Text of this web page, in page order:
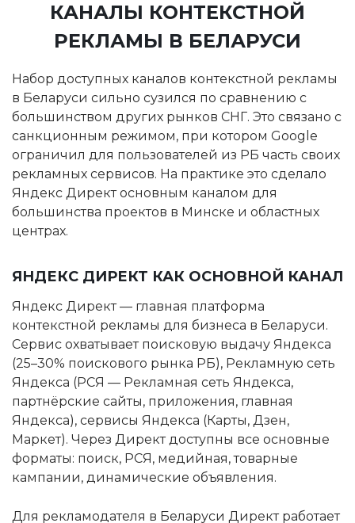
КАНАЛЫ КОНТЕКСТНОЙ
РЕКЛАМЫ В БЕЛАРУСИ
Набор доступных каналов контекстной рекламы
в Беларуси сильно сузился по сравнению с
большинством других рынков СНГ. Это связано с
санкционным режимом, при котором Google
ограничил для пользователей из РБ часть своих
рекламных сервисов. На практике это сделало
Яндекс Директ основным каналом для
большинства проектов в Минске и областных
центрах.
ЯНДЕКС ДИРЕКТ КАК ОСНОВНОЙ КАНАЛ
Яндекс Директ — главная платформа
контекстной рекламы для бизнеса в Беларуси.
Сервис охватывает поисковую выдачу Яндекса
(25–30% поискового рынка РБ), Рекламную сеть
Яндекса (РСЯ — Рекламная сеть Яндекса,
партнёрские сайты, приложения, главная
Яндекса), сервисы Яндекса (Карты, Дзен,
Маркет). Через Директ доступны все основные
форматы: поиск, РСЯ, медийная, товарные
кампании, динамические объявления.
Для рекламодателя в Беларуси Директ работает